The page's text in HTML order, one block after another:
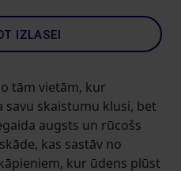
IZLASEI
tām vietām, kur
savu skaistumu klusi, bet
augsts un rūcošs
kas sastāv no
kur ūdens plūst